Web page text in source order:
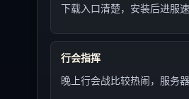
下载入口清楚，安装后进服
行会指挥
晚上行会战比较热闹，服务